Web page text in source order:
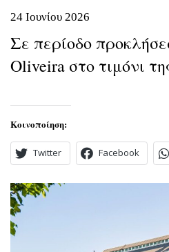
24 Ιουνίου 2026
Σε περίοδο
Oliveira στο τιμόνι
Κοινοποίηση:
Twitter Facebook